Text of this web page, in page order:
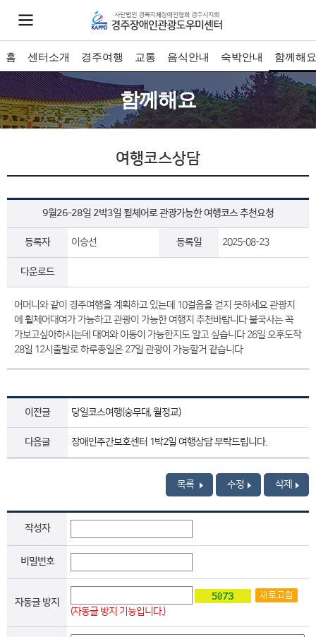
홈 센터소개 경주여행 교통 음식안내 숙박안내 함께해요
함께해요
여행코스상담
9월26-28일 2박3일 휠체어로 관광가능한 여행코스 추천요청
등록자 이승선 등록일 2025-08-23
다운로드
어머니와 같이 경주여행을 계획하고 있는데 10걸음을 걷지 못하세요 관광지
에 휠체어대여가 가능하고 관광이 가능한 여행지 추천바랍니다 불국사는 꼭
가보고싶아하시는데 대여와 이동이 가능한지도 알고 싶습니다 26일 오후도착
28일 12시출발로 하루종일은 27일 관광이 가능할거 같습니다
이전글 당일코스여행(숭무대, 월정교)
다음글 장애인주간보호센터 1박2일 여행상담 부탁드립니다.
목록 수정 삭제
작성자
비밀번호
자동글 방지
(자동글 방지 기능입니다.)